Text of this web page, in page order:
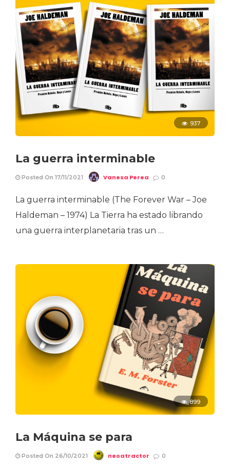
937
La guerra interminable
Posted On 17/11/2021 Vanesa Perea 0
La guerra interminable (The Forever War – Joe
Haldeman – 1974) La Tierra ha estado librando
una guerra interplanetaria tras un …
899
La Máquina se para
Posted On 26/10/2021 neoatractor 0